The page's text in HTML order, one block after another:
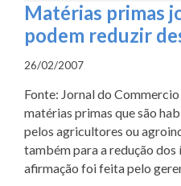
Matérias primas
podem reduzir
26/02/2007
Fonte: Jornal do
matérias primas que são
pelos agricultores ou
também para a redução
afirmação foi feita pelo